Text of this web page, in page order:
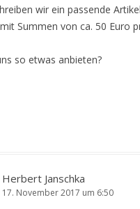
wir ein passende
Summen von ca. 50 Euro
so etwas anbieten?
Herbert Janschka
17. November 2017 um 6:50